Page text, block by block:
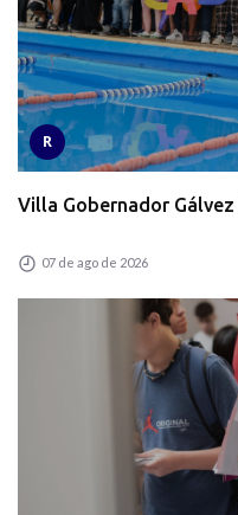
R
Villa Gobernador Gálvez
07 de ago de 2026